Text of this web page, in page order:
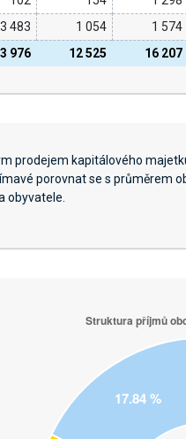
976 12 525 16 207
3 483 1 054 1 574
prodejem kapitálového
porovnat se s průměrem
obyvatele.